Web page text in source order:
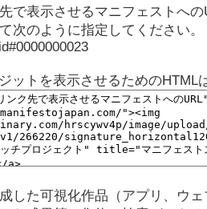
で表示させるマニフェストへの
次のように指定してください。
ットを表示させるためのHTML
した可視化作品（アプリ、ウェ